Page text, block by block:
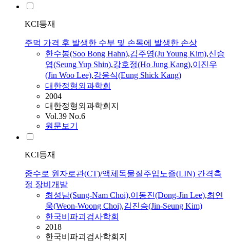
KCI등재
주먹 가격 후 발생한 수부 및 손목에 발생한 손상
한수봉(Soo Bong Hahn),김주영(Ju Young Kim),신승
엽(Seung Yup Shin),강호정(Ho Jung Kang),이진우
(Jin Woo Lee),강응식(Eung Shick Kang)
대한정형외과학회
2004
대한정형외과학회지
Vol.39 No.6
원문보기
KCI등재
중수로 원자로관(CT)/액체독물질주입노즐(LIN) 간격측
정 장비개발
최성남(Sung-Nam Choi),이동진(Dong-Jin Lee),최연
웅(Weon-Woong Choi),김진승(Jin-Seung Kim)
한국비파괴검사학회
2018
한국비파괴검사학회지